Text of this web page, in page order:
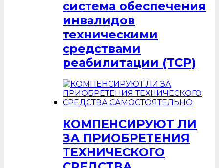
система обеспечения
инвалидов
техническими
средствами
реабилитации (ТСР)
КОМПЕНСИРУЮТ ЛИ
ЗА ПРИОБРЕТЕНИЯ
ТЕХНИЧЕСКОГО